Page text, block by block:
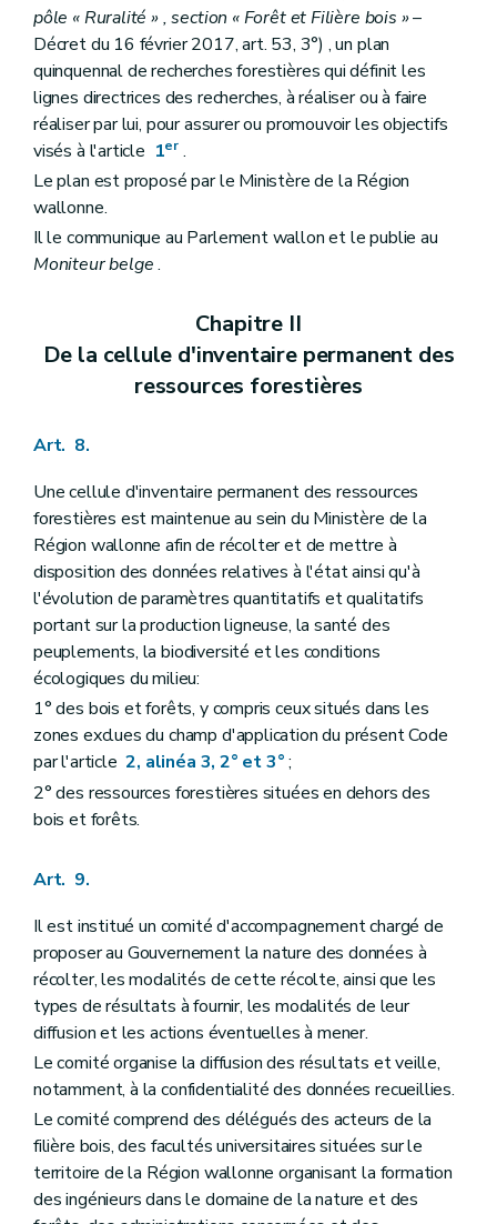
pôle « Ruralité » , section « Forêt et Filière bois »–
Décret du 16 février 2017, art. 53, 3°) , un plan
quinquennal de recherches forestières qui définit les
lignes directrices des recherches, à réaliser ou à faire
réaliser par lui, pour assurer ou promouvoir les objectifs
visés à l'article 1er .
Le plan est proposé par le Ministère de la Région
wallonne.
Il le communique au Parlement wallon et le publie au
Moniteur belge.
Chapitre II
De la cellule d'inventaire permanent des
ressources forestières
Art. 8.
Une cellule d'inventaire permanent des ressources
forestières est maintenue au sein du Ministère de la
Région wallonne afin de récolter et de mettre à
disposition des données relatives à l'état ainsi qu'à
l'évolution de paramètres quantitatifs et qualitatifs
portant sur la production ligneuse, la santé des
peuplements, la biodiversité et les conditions
écologiques du milieu:
1° des bois et forêts, y compris ceux situés dans les
zones exclues du champ d'application du présent Code
par l'article2, alinéa 3, 2° et 3°;
2° des ressources forestières situées en dehors des
bois et forêts.
Art. 9.
Il est institué un comité d'accompagnement chargé de
proposer au Gouvernement la nature des données à
récolter, les modalités de cette récolte, ainsi que les
types de résultats à fournir, les modalités de leur
diffusion et les actions éventuelles à mener.
Le comité organise la diffusion des résultats et veille,
notamment, à la confidentialité des données recueillies.
Le comité comprend des délégués des acteurs de la
filière bois, des facultés universitaires situées sur le
territoire de la Région wallonne organisant la formation
des ingénieurs dans le domaine de la nature et des